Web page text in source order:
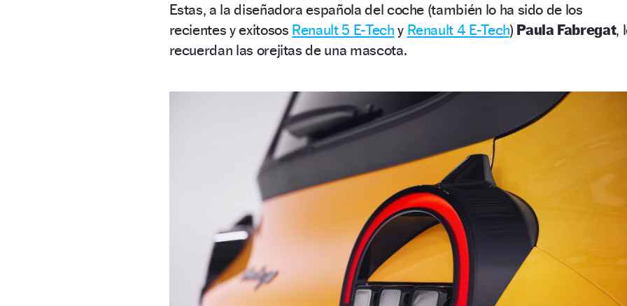
Estas, a la diseñadora española del coche (también lo ha sido de los
recientes y exitosos Renault 5 E-Tech y Renault 4 E-Tech) Paula Fabregat,
recuerdan las orejitas de una mascota.